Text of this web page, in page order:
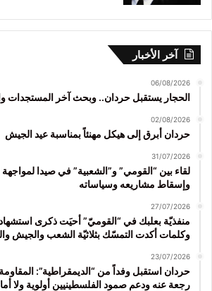
آخر الأخبار
06/08/2026
الحجار يستقبل حردان.. وبحث آخر المستجدات
02/08/2026
حردان أبرق إلى هيكل مهنئاً بمناسبة عيد الجيش
31/07/2026
لقاء بين “القومي” و”الشعبية” في صيدا لمواجهة
وإسقاط مشاريعه وسياساته
27/07/2026
منفذيّة بعلبك في “القوميّ” أحيَت ذكرى
وكلمات أكدت التمسّك بثلاثيّة الشعب والجيش
23/07/2026
حردان استقبل وفداً من “الديمقراطية”:
رجعة عنه ودعم صمود الفلسطينيين أولوية ولا